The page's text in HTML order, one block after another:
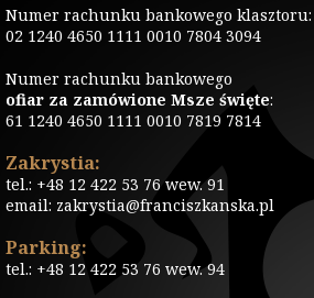
Numer rachunku bankowego klasztoru:
02 1240 4650 1111 0010 7804 3094
Numer rachunku bankowego
ofiar za zamówione Msze święte:
61 1240 4650 1111 0010 7819 7814
Zakrystia:
tel.: +48 12 422 53 76 wew. 91
email: zakrystia@franciszkanska.pl
Parking:
tel.: +48 12 422 53 76 wew. 94